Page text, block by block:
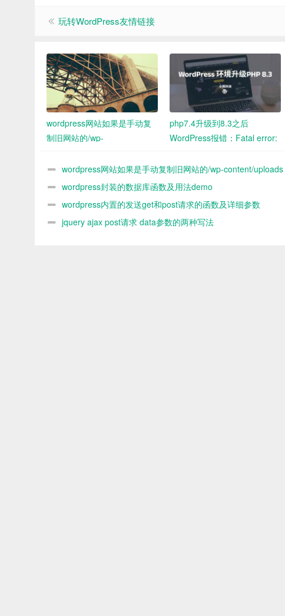
玩转WordPress友情链接
wordpress网站如果是手动复
制旧网站的/wp-
网站 新网站媒体库没办法看到
怎么解决
php7.4升级到8.3之后
WordPress报错：Fatal error:
ArgumentCountError: Too
few arguments to function
决办法
wordpress网站如果是手动复制旧网站的/wp-content/uploads
中的图片到新网站 新网站媒体库没办法看到 怎么解决
wordpress封装的数据库函数及用法demo
wordpress内置的发送get和post请求的函数及详细参数
demojquery ajax post请求 data参数的两种写法